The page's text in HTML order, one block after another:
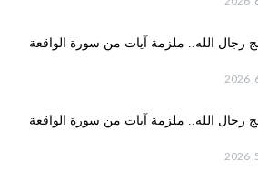
رجال الله.. ملزمة آيات من سورة الواقعة
رجال الله.. ملزمة آيات من سورة الواقعة